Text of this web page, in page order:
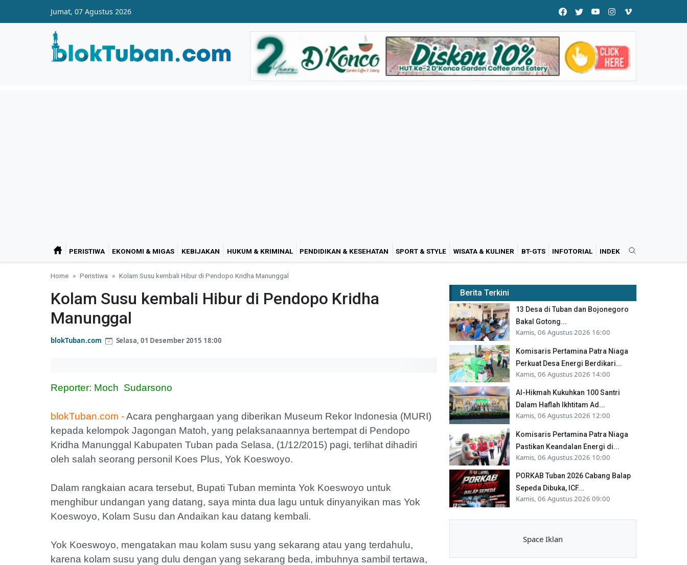
Jumat, 07 Agustus 2026
PERISTIWA EKONOMI & MIGAS KEBIJAKAN HUKUM & KRIMINAL PENDIDIKAN & KESEHATAN SPORT & STYLE WISATA & KULINER BT-GTS INFOTORIAL INDEK
Home Peristiwa Kolam Susu kembali Hibur di Pendopo Kridha Manunggal
Kolam Susu kembali Hibur di Pendopo Kridha
Manunggal
blokTuban.com Selasa, 01 Desember 2015 18:00
Reporter: Moch Sudarsono
blokTuban.com -Acara penghargaan yang diberikan Museum Rekor Indonesia (MURI)
kepada kelompok Jagongan Matoh, yang pelaksanaannya bertempat di Pendopo
Kridha Manunggal Kabupaten Tuban pada Selasa, (1/12/2015) pagi, terlihat dihadiri
oleh salah seorang personil Koes Plus, Yok Koeswoyo.
Dalam rangkaian acara tersebut, Bupati Tuban meminta Yok Koeswoyo untuk
menghibur undangan yang datang, saya minta dua lagu untuk dinyanyikan mas Yok
Koeswoyo, Kolam Susu dan Andaikan kau datang kembali.
Yok Koeswoyo, mengatakan mau kolam susu yang sekarang atau yang terdahulu,
karena kolam susu yang dulu dengan yang sekarang beda, imbuhnya sambil tertawa,
Berita Terkini
13 Desa di Tuban dan Bojonegoro
Bakal Gotong...
Kamis, 06 Agustus 2026 16:00
Komisaris Pertamina Patra Niaga
Perkuat Desa Energi Berdikari...
Kamis, 06 Agustus 2026 14:00
Al-Hikmah Kukuhkan 100 Santri
Dalam Haflah Ikhtitam Ad...
Kamis, 06 Agustus 2026 12:00
Komisaris Pertamina Patra Niaga
Pastikan Keandalan Energi di...
Kamis, 06 Agustus 2026 10:00
PORKAB Tuban 2026 Cabang Balap
Sepeda Dibuka, ICF...
Kamis, 06 Agustus 2026 09:00
Space Iklan